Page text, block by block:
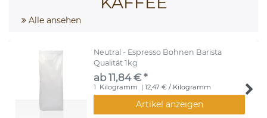
Alle ansehen
Neutral - Espresso Bohnen Barista
Qualität 1kg
ab 11,84 € *
1 Kilogramm | 12,47 € / Kilogramm
Artikel anzeigen